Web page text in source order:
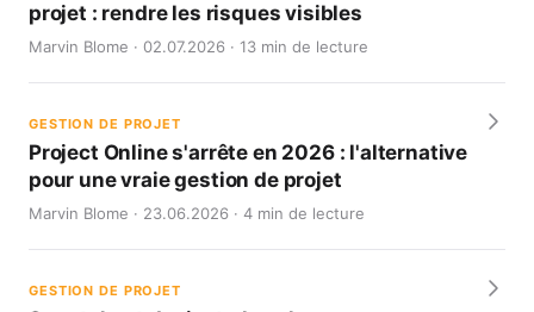
projet : rendre les risques visibles
Marvin Blome · 02.07.2026 · 13 min de lecture
GESTION DE PROJET
Project Online s'arrête en 2026 : l'alternative
pour une vraie gestion de projet
Marvin Blome · 23.06.2026 · 4 min de lecture
GESTION DE PROJET